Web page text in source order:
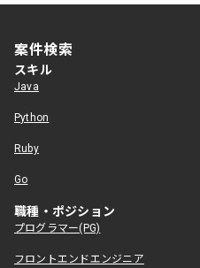
案件検索
スキル
Java
Python
Ruby
Go
職種・ポジション
プログラマー(PG)
フロントエンドエンジニア